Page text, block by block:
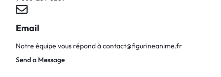
Email
Notre équipe vous répond àcontact@figurineanime.fr
Send a Message